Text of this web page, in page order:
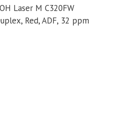
Laser M C320FW
Red, ADF, 32 ppm